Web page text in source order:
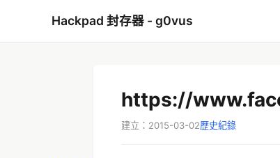
Hackpad 封存器 - g0vus
https://
建立：2015-03-02歷史紀錄